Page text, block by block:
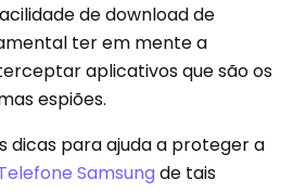
de download de
ter em mente a
aplicativos que são os
espiões.
dicas para ajuda a proteger a
Samsung de tais